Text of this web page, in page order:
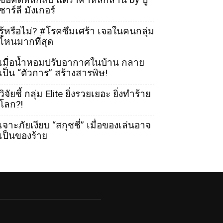
าร์ลี มังเกอร์
หรือไม่? #โรคซึมเศร้า เจอในคนกลุ่ม
หนมากที่สุด
มื่อน้ำหอมปรับอากาศในบ้าน กลาย
ป็น “ตัวการ” สร้างสารพิษ!
จัยชี้ กลุ่ม Elite ยิ่งรวยเยอะ ยิ่งทำร้าย
ลก?!
จาะภัยเงียบ “สกุชชี่” เมื่อของเล่นอาจ
ป็นของร้าย